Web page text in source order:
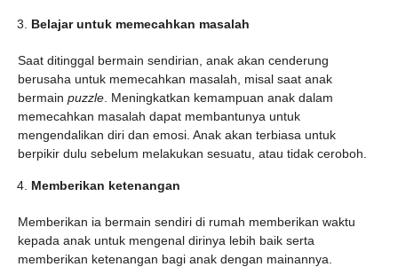
Belajar untuk memecahkan masalah
Saat ditinggal bermain sendirian, anak akan cenderung
berusaha untuk memecahkan masalah, misal saat anak
bermain puzzle . Meningkatkan kemampuan anak dalam
memecahkan masalah dapat membantunya untuk
mengendalikan diri dan emosi. Anak akan terbiasa untuk
berpikir dulu sebelum melakukan sesuatu, atau tidak ceroboh.
Memberikan ketenangan
Memberikan ia bermain sendiri di rumah memberikan waktu
kepada anak untuk mengenal dirinya lebih baik serta
memberikan ketenangan bagi anak dengan mainannya.